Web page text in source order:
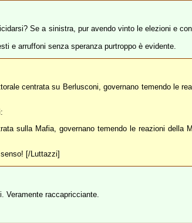
Se a sinistra, pur avendo vinto le elezioni e
e arruffoni senza speranza purtroppo è evidente.
centrata su Berlusconi, governano temendo le
sulla Mafia, governano temendo le reazioni
[/Luttazzi]
Veramente raccapricciante.